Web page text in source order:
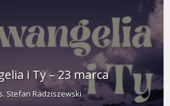
i Ty – 23 marca
Stefan Radziszewski